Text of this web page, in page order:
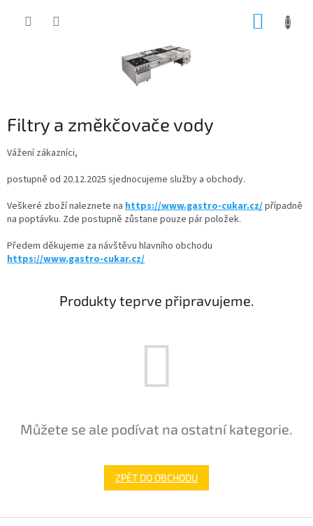
Filtry a změkčovače vody
Vážení zákazníci,
postupně od 20.12.2025 sjednocujeme služby a obchody.
Veškeré zboží naleznete na https://www.gastro-cukar.cz/případně
na poptávku. Zde postupně zůstane pouze pár položek.
Předem děkujeme za návštěvu hlavního obchodu
https://www.gastro-cukar.cz/
Produkty teprve připravujeme.
Můžete se ale podívat na ostatní kategorie.
ZPĚT DO OBCHODU